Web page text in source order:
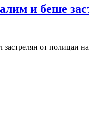
и беше
от полицаи